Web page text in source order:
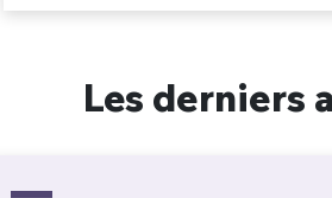
Les derniers